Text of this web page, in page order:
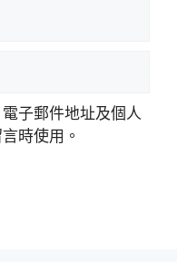
子郵件地址及個人
時使用。